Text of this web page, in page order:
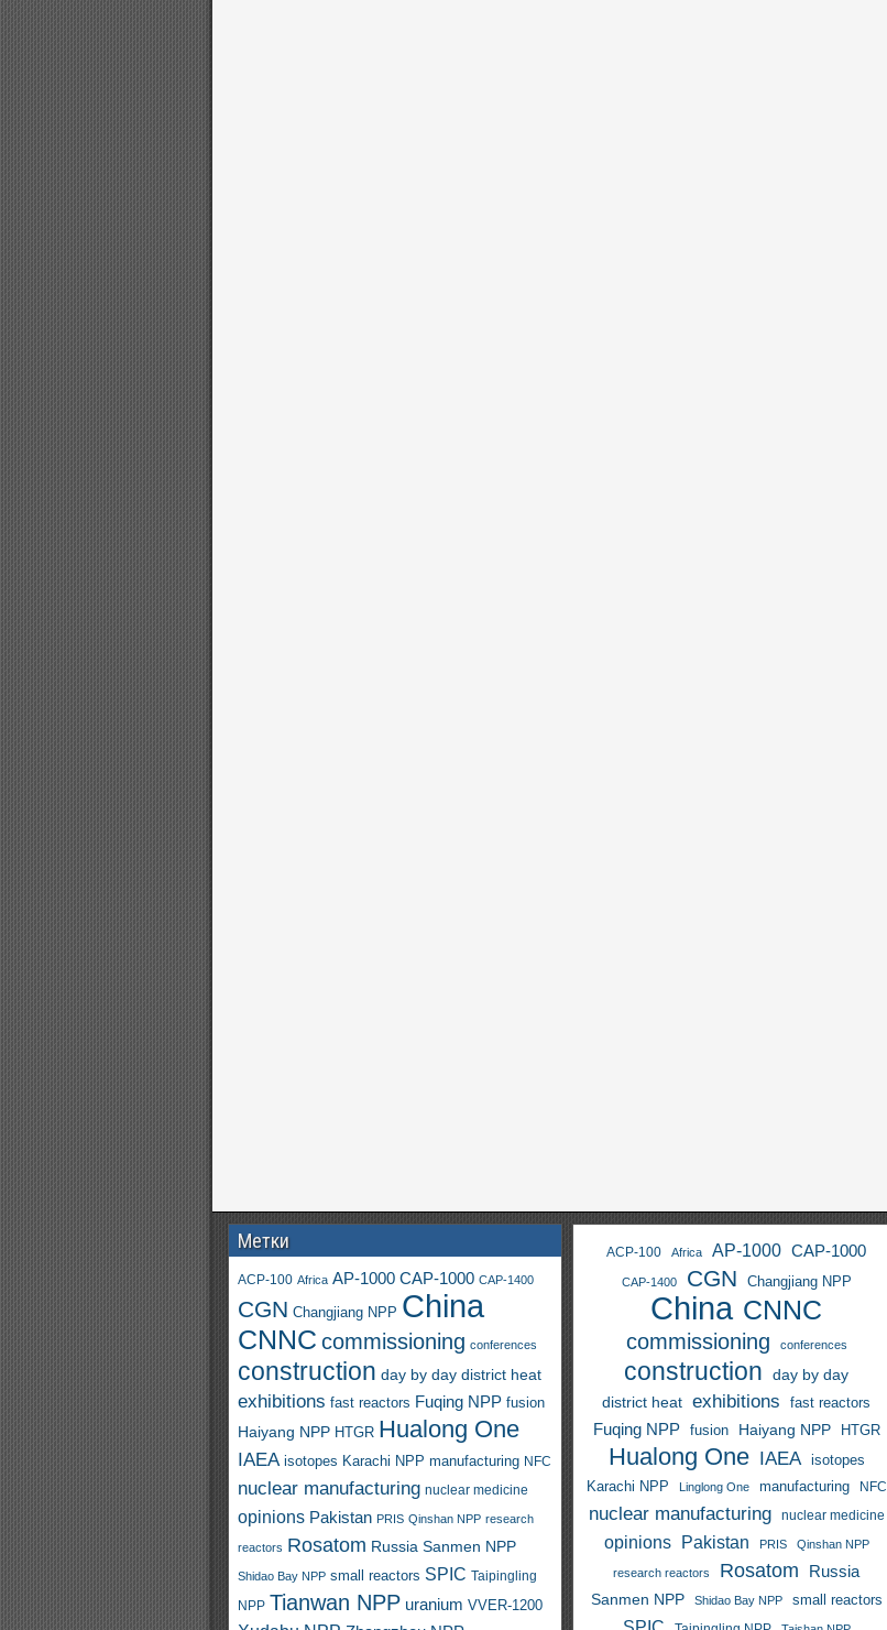
Метки
ACP-100 Africa AP-1000 CAP-1000 CAP-1400
CGN Changjiang NPP China
CNNC commissioning conferences
construction day by day district heat
exhibitions fast reactors Fuqing NPP fusion
Haiyang NPP HTGR Hualong One
IAEA isotopes Karachi NPP manufacturing NFC
nuclear manufacturing nuclear medicine
opinions Pakistan PRIS Qinshan NPP research
reactors Rosatom Russia Sanmen NPP
Shidao Bay NPP small reactors SPIC Taipingling
NPP Tianwan NPP uranium VVER-1200
ACP-100 Africa AP-1000 CAP-1000
CAP-1400 CGN Changjiang NPP
China CNNC
commissioning conferences
construction
day by day
district heat
exhibitions fast reactors
Fuqing NPP fusion Haiyang NPP HTGR
Hualong One IAEA
isotopes
Karachi NPP
Linglong One manufacturing NFC
nuclear manufacturing nuclear medicine
opinions Pakistan PRIS Qinshan NPP
research reactors Rosatom
Russia
Sanmen NPP
Shidao Bay NPP small reactors